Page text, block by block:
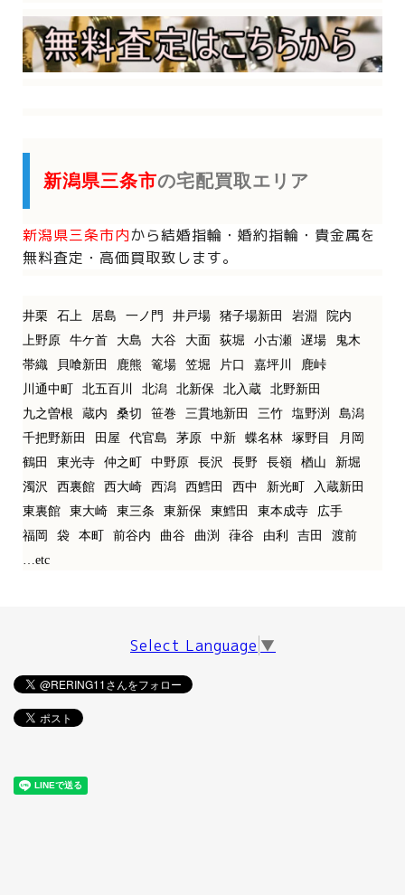
新潟県三条市の宅配買取エリア
新潟県三条市内から結婚指輪・婚約指輪・貴金属を
無料査定・高価買取致します。
井栗 石上 居島 一ノ門 井戸場 猪子場新田 岩淵
院内
上野原
牛ケ首 大島 大谷 大面 荻堀 小古瀬 遅場
鬼木
帯織
貝喰新田 鹿熊 篭場 笠堀 片口 嘉坪川
鹿峠
川通中町
北五百川 北潟 北新保 北入蔵
北野新田
九之曽根
蔵内 桑切 笹巻 三貫地新田 三竹 塩野渕
島潟
千把野新田
田屋 代官島 茅原 中新 蝶名林 塚野目
月岡
鶴田
東光寺 仲之町 中野原 長沢 長野 長嶺 楢山
新堀
濁沢
西裏館 西大崎 西潟 西鱈田 西中 新光町
入蔵新田
東裏館
東大崎 東三条 東新保 東鱈田 東本成寺
広手
福岡
袋 本町 前谷内 曲谷 曲渕 葎谷 由利 吉田
渡前
…etc
Select Language ▼